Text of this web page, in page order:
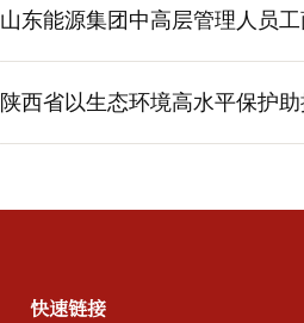
山东能源集团中高层管理人员
陕西省以生态环境高水平保护
快速链接